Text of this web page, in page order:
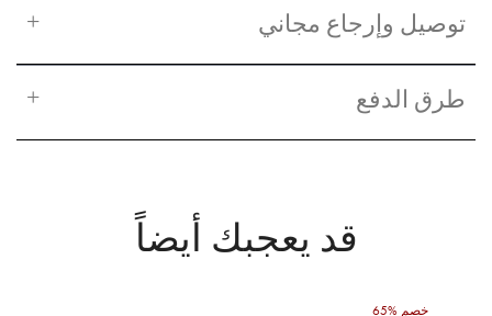
توصيل وإرجاع مجاني
طرق الدفع
قد يعجبك أيضاً
65% خصم